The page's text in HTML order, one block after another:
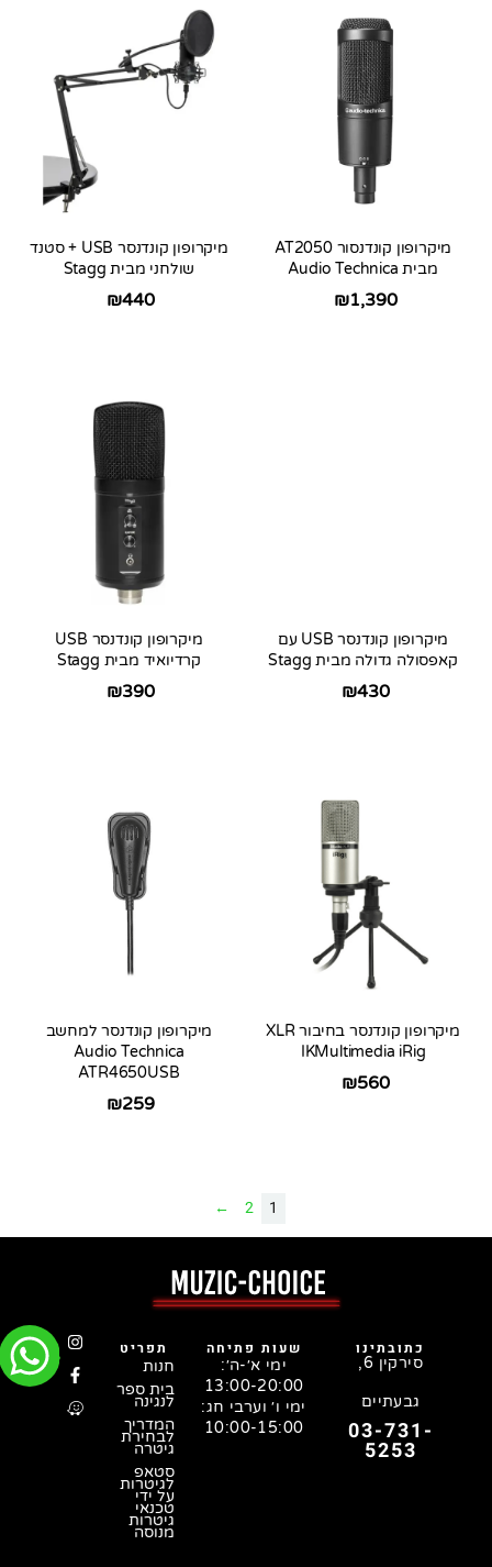
מיקרופון קונדנסור AT2050
מבית Audio Technica
₪1,390
מיקרופון קונדנסר USB + סטנד
שולחני מבית Stagg
₪440
מיקרופון קונדנסר USB עם
קאפסולה גדולה מבית Stagg
₪430
מיקרופון קונדנסר USB
קרדיואיד מבית Stagg
₪390
מיקרופון קונדנסר בחיבור XLR
IKMultimedia iRig
₪560
‏מיקרופון קונדנסר למחשב
Audio Technica
ATR4650USB
₪259
1
2
←
כתובתינו
סירקין 6,
גבעתיים
03-731-
5253
שעות פתיחה
ימי א׳-ה׳:
13:00-20:00
ימי ו׳ וערבי חג:
10:00-15:00
תפריט
חנות
בית ספר
לנגינה
המדריך
לבחירת
גיטרה
סטאפ
לגיטרות
על ידי
טכנאי
גיטרות
מנוסה